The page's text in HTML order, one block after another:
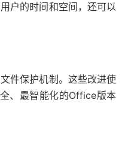
户的时间和空间，还可以
件保护机制。这些改进使
、最智能化的Office版本